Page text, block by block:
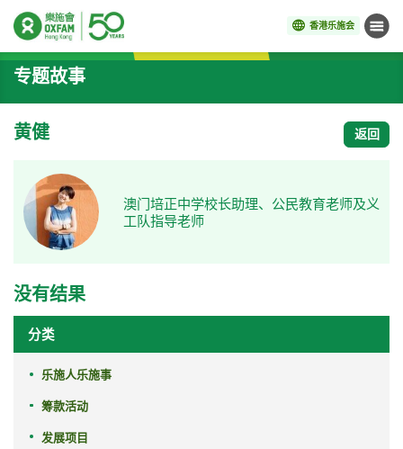
香港乐施会 菜单
开始主要内容
专题故事
黄健 返回
澳门培正中学校长助理、公民教育老师及义
工队指导老师
没有结果
分类
乐施人乐施事
筹款活动
发展项目